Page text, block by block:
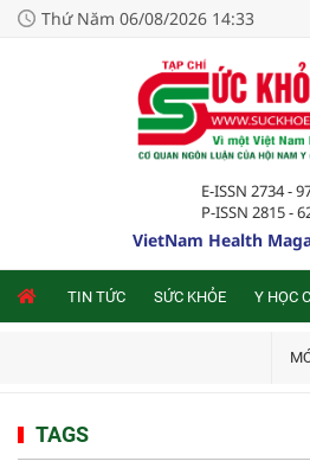
Thứ Năm 06/08/2026 14:33
E-ISSN 2734 -
P-ISSN 2815 -
VietNam Health
TIN TỨC SỨC KHỎE Y HỌC
TAGS